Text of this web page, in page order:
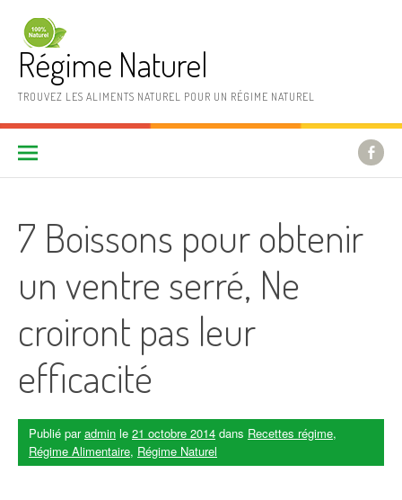
Régime Naturel
TROUVEZ LES ALIMENTS NATUREL POUR UN RÉGIME NATUREL
7 Boissons pour obtenir
un ventre serré, Ne
croiront pas leur
efficacité
Publié paradmin le 21 octobre 2014 dans Recettes régime,
Régime Alimentaire, Régime Naturel